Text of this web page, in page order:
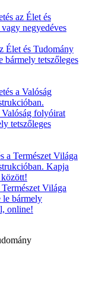
az Élet és
negyedéves
Élet és Tudomány
bármely tetszőleges
a Valóság
Valóság folyóirat
tetszőleges
a Természet Világa
Kapja
Világa
le bármely
online!